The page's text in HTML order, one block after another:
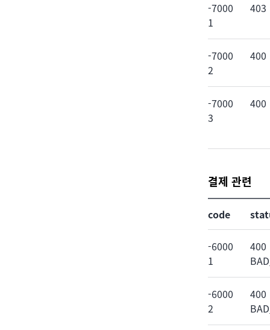
-7000
1
403
-7000
2
400
-7000
3
400
결제 관련
code
-6000
1
400
-6000
2
400